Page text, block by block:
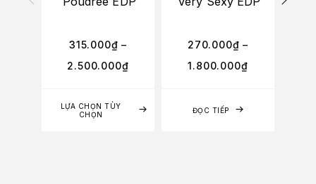
LỰA CHỌN TÙY
CHỌN
315.000₫ –
2.500.000₫
ĐỌC TIẾP
270.000₫ –
1.800.000₫